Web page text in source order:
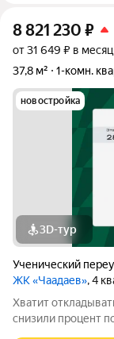
8 821 230 ₽
от 31 649 ₽ в месяц
37,8 м²
1-комн.
новостройка
3D-тур
Ученический
ЖК «Чаадаев», 4
Хватит
снизили процент